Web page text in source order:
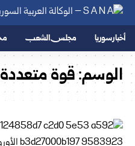
أخبار سوريا مجلس الشعب
الوسم:قوة